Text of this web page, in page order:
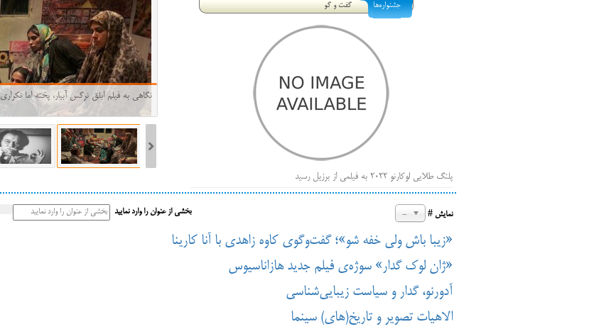
جشنواره‌ها گفت و گو
پلنگ طلایی لوکارنو ۲۰۲۲ به فیلمی از برزیل رسید
فهرست فیلم‌های بخش مسابقه جشنواره فیلم ونیز ۲۰۲۲ مشخص شد، سهم پررنگ
ایرانی‌ها
بیرون راندن فیلم‌های منتسب به حامیان کرملین از جشنواره کن، راه برای مستقل‌ها
باز است
نگاهی به فیلم ابلق نرگس آبیار، پخته اما تکراری
بخشی از عنوان را وارد نمایید نمایش # 20
«زیبا باش ولی خفه شو»؛ گفت‌وگوی کاوه زاهدی با آنا کارینا
«ژان لوک گدار» سوژه‌ی فیلم جدید هازاناسیوس
آدورنو، گدار و سیاست زیبایی‌شناسی
الاهیات تصویر و تاریخ‌(های) سینما